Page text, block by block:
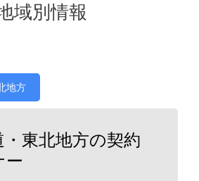
域別情報
地方
・東北地方の契約
ー